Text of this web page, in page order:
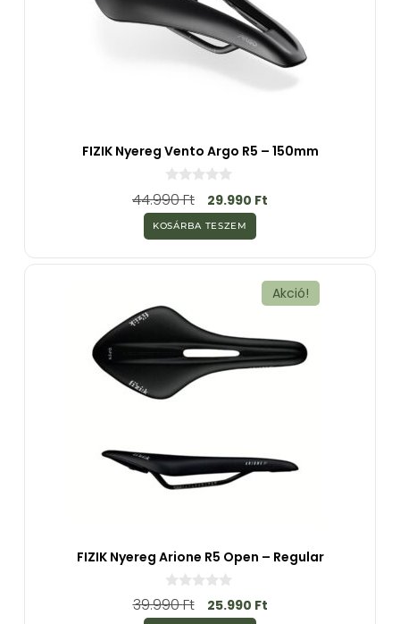
FIZIK Nyereg Vento Argo R5 – 150mm
0
a
5
-
b
ő
44.990Ft 29.990 Ft
KOSÁRBA TESZEM
Akció!
FIZIK Nyereg Arione R5 Open – Regular
0
a
39.990Ft 25.990 Ft